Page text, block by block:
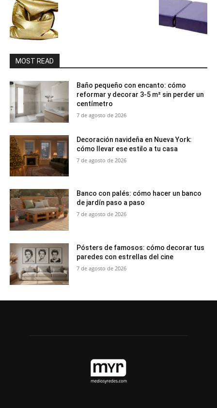
MOST READ
Baño pequeño con encanto: cómo
reformar y decorar 3-5 m² sin perder un
centímetro
7 de agosto de 2026
Decoración navideña en Nueva York:
cómo llevar ese estilo a tu casa
7 de agosto de 2026
Banco con palés: cómo hacer un banco
de jardín paso a paso
7 de agosto de 2026
Pósters de famosos: cómo decorar tus
paredes con estrellas del cine
7 de agosto de 2026